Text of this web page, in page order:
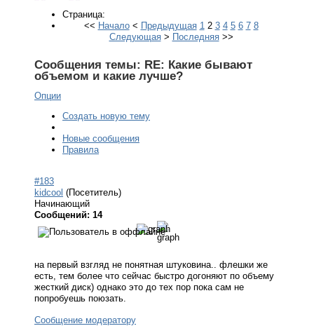
Страница:
<< Начало< Предыдущая 1 2 3 4 5 6 7 8
Следующая> Последняя>>
Сообщения темы: RE: Какие бывают
объемом и какие лучше?
Опции
Создать новую тему
Новые сообщения
Правила
#183
kidcool (Посетитель)
Начинающий
Сообщений: 14
на первый взгляд не понятная штуковина.. флешки же
есть, тем более что сейчас быстро догоняют по объему
жесткий диск) однако это до тех пор пока сам не
попробуешь поюзать.
Сообщение модератору